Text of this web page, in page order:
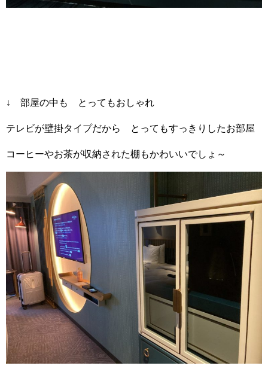
↓ 部屋の中も とってもおしゃれ
テレビが壁掛タイプだから とってもすっきりしたお部屋
コーヒーやお茶が収納された棚もかわいいでしょ～